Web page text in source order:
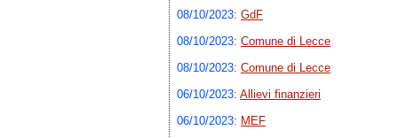
08/10/2023: GdF
08/10/2023: Comune di Lecce
08/10/2023: Comune di Lecce
06/10/2023: Allievi finanzieri
06/10/2023: MEF